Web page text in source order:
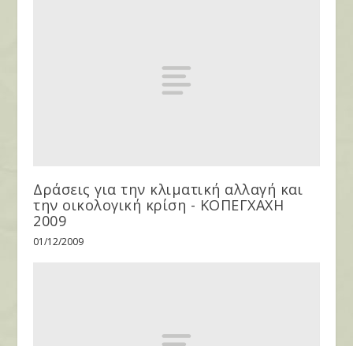
Δράσεις για την κλιματική αλλαγή και
την οικολογική κρίση - ΚΟΠΕΓΧΑΧΗ
2009
01/12/2009